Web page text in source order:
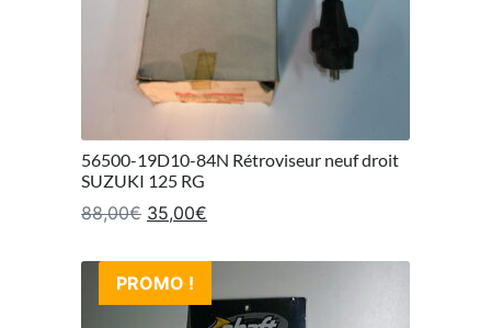
56500-19D10-84N Rétroviseur neuf droit
SUZUKI 125 RG
88,00€ Le prix initial était : 88,00€.
35,00€
PROMO !